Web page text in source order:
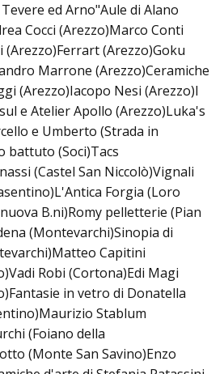
ed Arno"Aule di Alano
Cocci (Arezzo)Marco Conti
(Arezzo)Ferrart (Arezzo)Goku
Marrone (Arezzo)Ceramiche
(Arezzo)Iacopo Nesi (Arezzo)I
e Atelier Apollo (Arezzo)Luka's
e Umberto (Strada in
battuto (Soci)Tacs
(Castel San Niccolò)Vignali
Forgia (Loro
B.ni)Romy pelletterie (Pian
(Montevarchi)Sinopia di
Capitini
Robi (Cortona)Edi Magi
in vetro di Donatella
Stablum
(Foiano della
(Monte San Savino)Enzo